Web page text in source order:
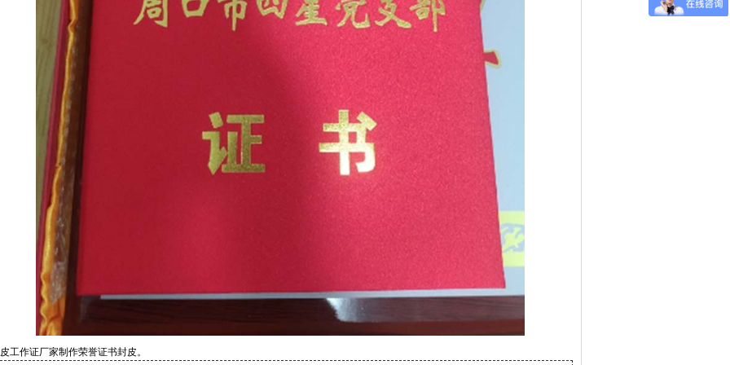
工作证厂家制作荣誉证书封皮。